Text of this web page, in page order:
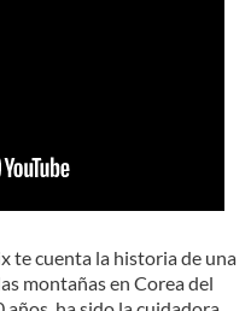
te cuenta la historia de una
montañas en Corea del